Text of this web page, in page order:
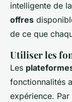
intelligente de la
offres
de ce que
Utiliser les
Les
fonctionnalités
expérience.